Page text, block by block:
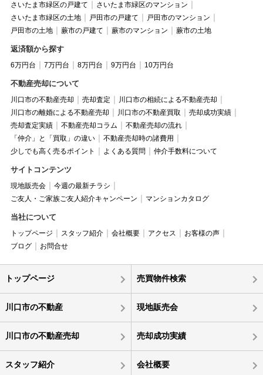
さいたま市緑区の戸建て
さいたま市緑区のマンション
さいたま市緑区の土地
戸田市の戸建て
戸田市のマンション
戸田市の土地
蕨市の戸建て 蕨市のマンション 蕨市の土地
返済額から探す
6万円台 7万円台 8万円台 9万円台 10万円台
不動産売却について
川口市の不動産売却 売却査定
川口市の相続による不動産売却
川口市の離婚による不動産売却
川口市の不動産買取
売却成功実績
売却査定実績
不動産売却コラム
不動産売却の流れ
「仲介」と「買取」の違い
不動産売却時の諸費用
少しでも高く売るポイント
よくある質問 仲介手数料について
サイトコンテンツ
現地販売会
今週の最新チラシ
ご友人・ご家族ご友人紹介キャンペーン
マンションカタログ
当社について
トップページ スタッフ紹介 会社概要 アクセス
お客様の声
ブログ
お問合せ
トップページ 売買物件検索
川口市の不動産 現地販売会
川口市の不動産売却 売却成功実績
スタッフ紹介 会社概要